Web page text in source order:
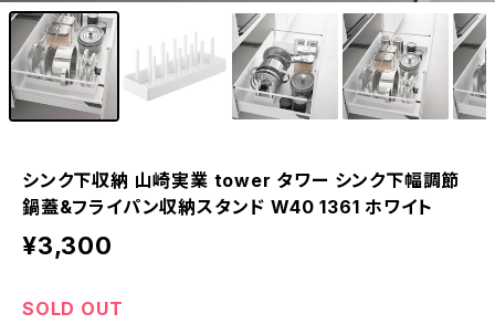
シンク下収納 山崎実業 tower タワー シンク下幅調節
鍋蓋&フライパン収納スタンド W40 1361 ホワイト
¥3,300
SOLD OUT